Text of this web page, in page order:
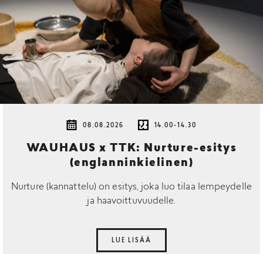
08.08.2026 14.00-14.30
WAUHAUS x TTK: Nurture-esitys
(englanninkielinen)
Nurture (kannattelu) on esitys, joka luo tilaa lempeydelle
ja haavoittuvuudelle.
LUE LISÄÄ